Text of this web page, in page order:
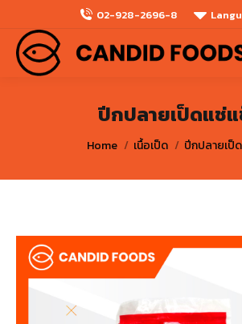
02-928-2696-8
ปีกปลายเป็ดแช่
You are here:
Home เนื้อเป็ด ปีกปลายเป็